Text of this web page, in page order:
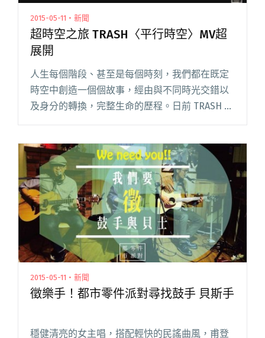
2015-05-11・新聞
超時空之旅 TRASH〈平行時空〉MV超
展開
人生每個階段、甚至是每個時刻，我們都在既定
時空中創造一個個故事，經由與不同時光交錯以
及身分的轉換，完整生命的歷程。日前 TRASH 吉
他手頤原因緣際會找到與自己長相極為相似的
中，穿梭了人生每個重要閱讀全文 "超時空之旅
TRASH〈平行時空〉MV超展開"
2015-05-11・新聞
徵樂手！都市零件派對尋找鼓手 貝斯手
穩健清亮的女主唱，搭配輕快的民謠曲風，甫登